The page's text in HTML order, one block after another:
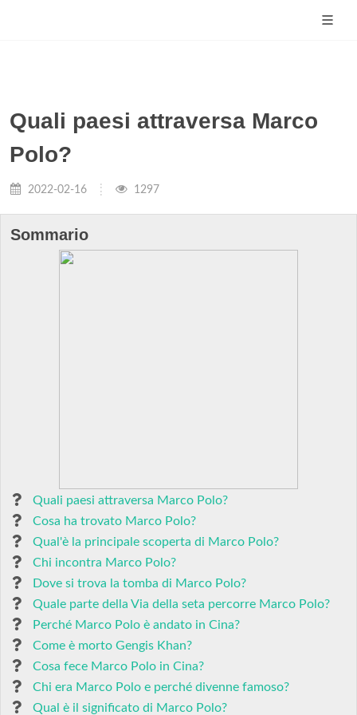
Quali paesi attraversa Marco
Polo?
2022-02-16 1297
Sommario
Quali paesi attraversa Marco Polo?
Cosa ha trovato Marco Polo?
Qual'è la principale scoperta di Marco Polo?
Chi incontra Marco Polo?
Dove si trova la tomba di Marco Polo?
Quale parte della Via della seta percorre Marco Polo?
Perché Marco Polo è andato in Cina?
Come è morto Gengis Khan?
Cosa fece Marco Polo in Cina?
Chi era Marco Polo e perché divenne famoso?
Qual è il significato di Marco Polo?